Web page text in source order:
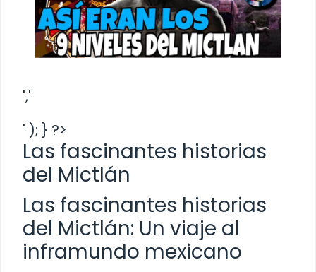
','
' ); } ?>
Las fascinantes historias
del Mictlán
Las fascinantes historias
del Mictlán: Un viaje al
inframundo mexicano